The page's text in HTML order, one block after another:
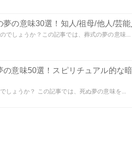
夢の意味30選！知人/祖母/他人/芸
でしょうか？この記事では、葬式の夢の意味...
の意味50選！スピリチュアル的な
しょうか？ この記事では、死ぬ夢の意味を...